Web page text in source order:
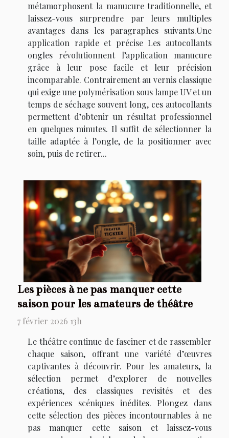
métamorphosent la manucure traditionnelle, et
laissez-vous surprendre par leurs multiples
avantages dans les paragraphes suivants.Une
application rapide et précise Les autocollants
ongles révolutionnent l’application manucure
grâce à leur pose facile et leur précision
incomparable. Contrairement au vernis classique
qui exige une polymérisation sous lampe UV et un
temps de séchage souvent long, ces autocollants
permettent d’obtenir un résultat professionnel
en quelques minutes. Il suffit de sélectionner la
taille adaptée à l’ongle, de la positionner avec
soin, puis de retirer...
Les pièces à ne pas manquer cette
saison pour les amateurs de théâtre
7 février 2026 13h
Le théâtre continue de fasciner et de rassembler
chaque saison, offrant une variété d’œuvres
captivantes à découvrir. Pour les amateurs, la
sélection permet d’explorer de nouvelles
créations, des classiques revisités et des
expériences scéniques inédites. Plongez dans
cette sélection des pièces incontournables à ne
pas manquer cette saison et laissez-vous